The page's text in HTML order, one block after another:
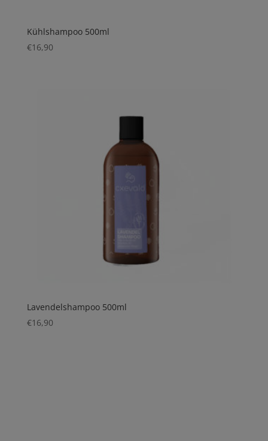
Kühlshampoo 500ml
€16,90
Lavendelshampoo 500ml
€16,90